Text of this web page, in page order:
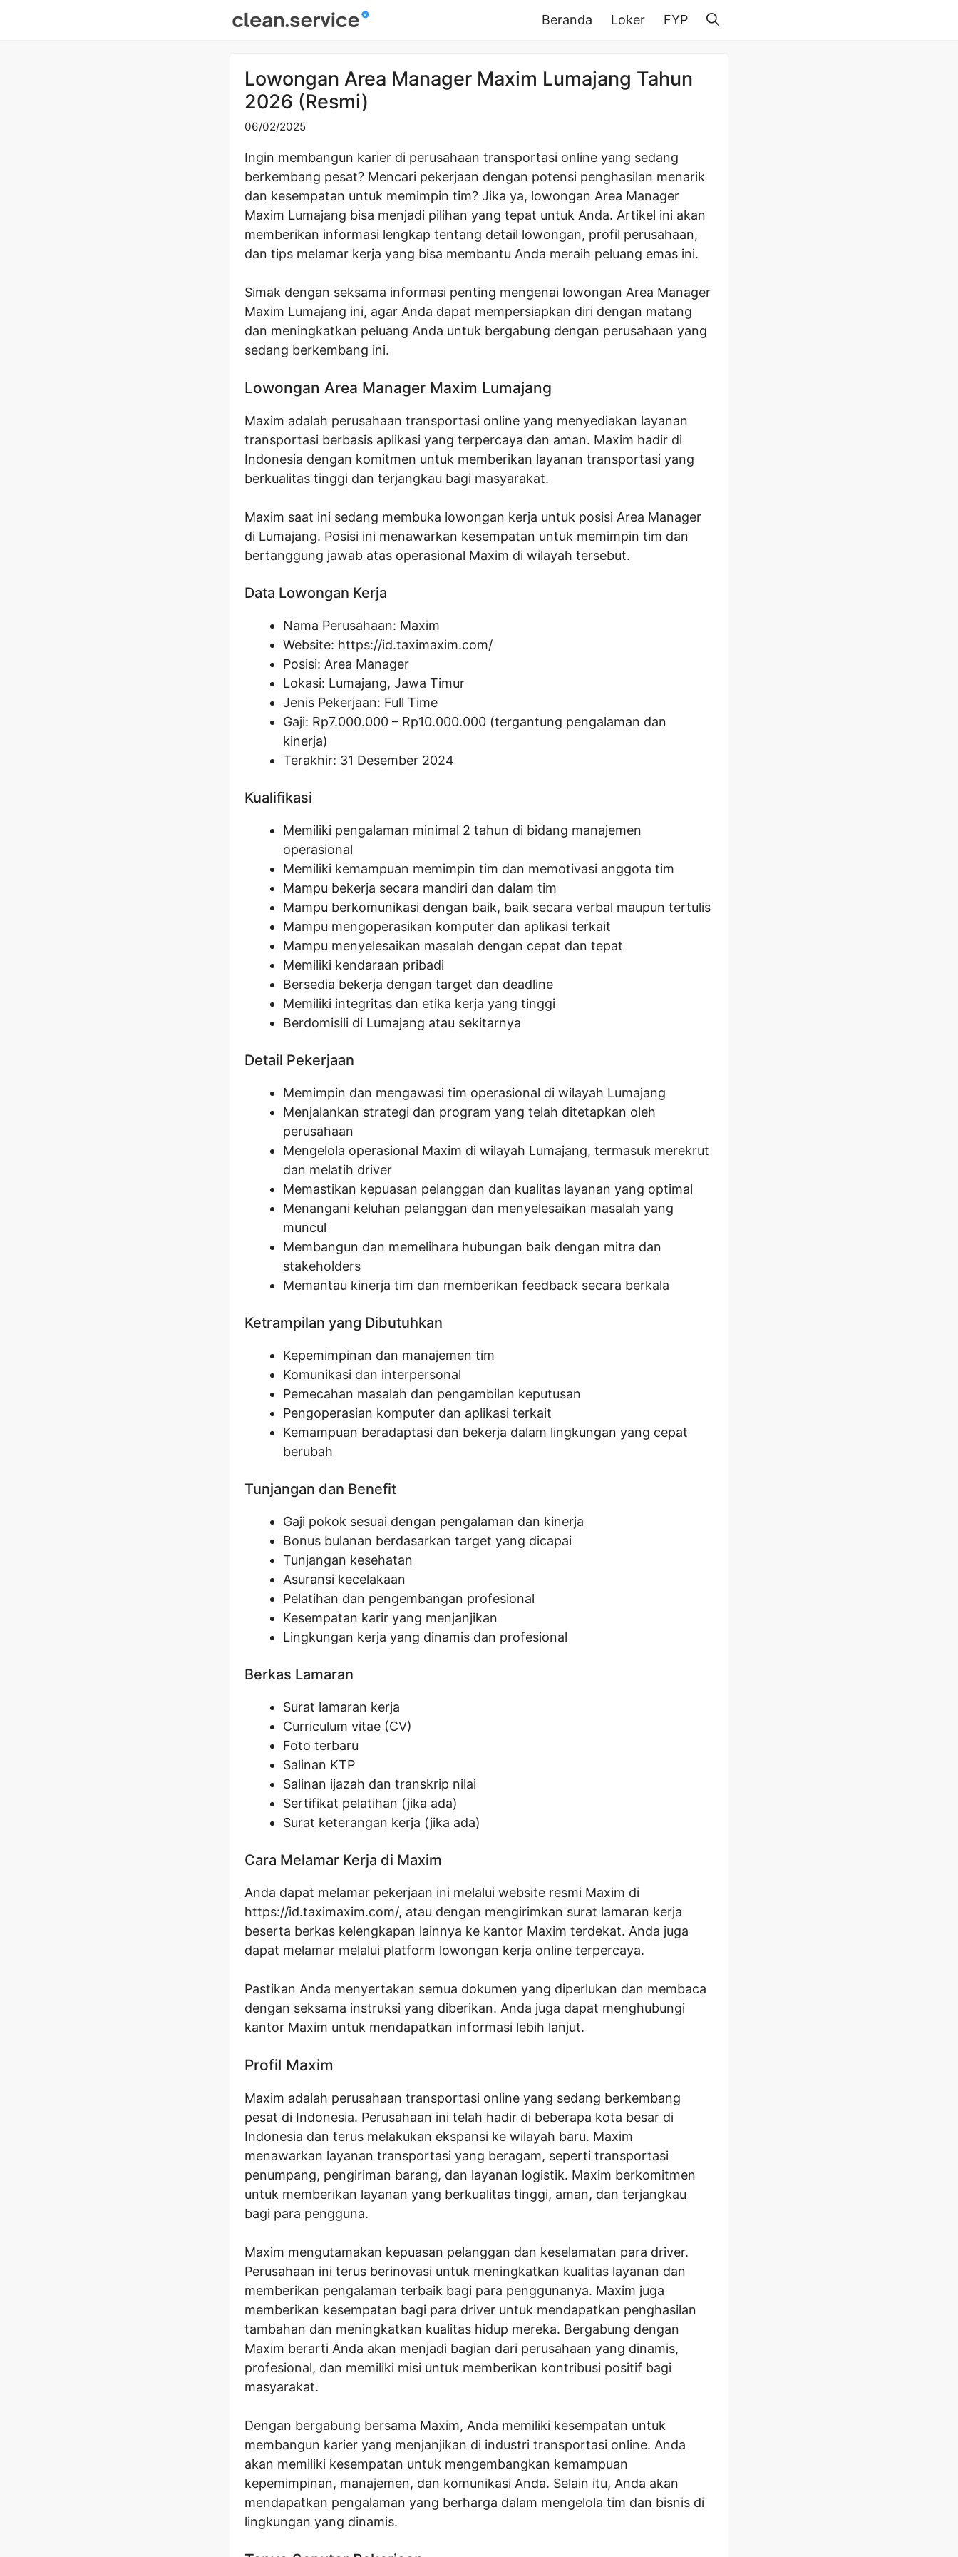
Beranda Loker FYP
Lowongan Area Manager Maxim Lumajang Tahun
2026 (Resmi)
06/02/2025
Ingin membangun karier di perusahaan transportasi online yang sedang
berkembang pesat? Mencari pekerjaan dengan potensi penghasilan menarik
dan kesempatan untuk memimpin tim? Jika ya, lowongan Area Manager
Maxim Lumajang bisa menjadi pilihan yang tepat untuk Anda. Artikel ini akan
memberikan informasi lengkap tentang detail lowongan, profil perusahaan,
dan tips melamar kerja yang bisa membantu Anda meraih peluang emas ini.
Simak dengan seksama informasi penting mengenai lowongan Area Manager
Maxim Lumajang ini, agar Anda dapat mempersiapkan diri dengan matang
dan meningkatkan peluang Anda untuk bergabung dengan perusahaan yang
sedang berkembang ini.
Lowongan Area Manager Maxim Lumajang
Maxim adalah perusahaan transportasi online yang menyediakan layanan
transportasi berbasis aplikasi yang terpercaya dan aman. Maxim hadir di
Indonesia dengan komitmen untuk memberikan layanan transportasi yang
berkualitas tinggi dan terjangkau bagi masyarakat.
Maxim saat ini sedang membuka lowongan kerja untuk posisi Area Manager
di Lumajang. Posisi ini menawarkan kesempatan untuk memimpin tim dan
bertanggung jawab atas operasional Maxim di wilayah tersebut.
Data Lowongan Kerja
Nama Perusahaan: Maxim
Website: https://id.taximaxim.com/
Posisi: Area Manager
Lokasi: Lumajang, Jawa Timur
Jenis Pekerjaan: Full Time
Gaji: Rp7.000.000 – Rp10.000.000 (tergantung pengalaman dan
kinerja)
Terakhir: 31 Desember 2024
Kualifikasi
Memiliki pengalaman minimal 2 tahun di bidang manajemen
operasional
Memiliki kemampuan memimpin tim dan memotivasi anggota tim
Mampu bekerja secara mandiri dan dalam tim
Mampu berkomunikasi dengan baik, baik secara verbal maupun tertulis
Mampu mengoperasikan komputer dan aplikasi terkait
Mampu menyelesaikan masalah dengan cepat dan tepat
Memiliki kendaraan pribadi
Bersedia bekerja dengan target dan deadline
Memiliki integritas dan etika kerja yang tinggi
Berdomisili di Lumajang atau sekitarnya
Detail Pekerjaan
Memimpin dan mengawasi tim operasional di wilayah Lumajang
Menjalankan strategi dan program yang telah ditetapkan oleh
perusahaan
Mengelola operasional Maxim di wilayah Lumajang, termasuk merekrut
dan melatih driver
Memastikan kepuasan pelanggan dan kualitas layanan yang optimal
Menangani keluhan pelanggan dan menyelesaikan masalah yang
muncul
Membangun dan memelihara hubungan baik dengan mitra dan
stakeholders
Memantau kinerja tim dan memberikan feedback secara berkala
Ketrampilan yang Dibutuhkan
Kepemimpinan dan manajemen tim
Komunikasi dan interpersonal
Pemecahan masalah dan pengambilan keputusan
Pengoperasian komputer dan aplikasi terkait
Kemampuan beradaptasi dan bekerja dalam lingkungan yang cepat
berubah
Tunjangan dan Benefit
Gaji pokok sesuai dengan pengalaman dan kinerja
Bonus bulanan berdasarkan target yang dicapai
Tunjangan kesehatan
Asuransi kecelakaan
Pelatihan dan pengembangan profesional
Kesempatan karir yang menjanjikan
Lingkungan kerja yang dinamis dan profesional
Berkas Lamaran
Surat lamaran kerja
Curriculum vitae (CV)
Foto terbaru
Salinan KTP
Salinan ijazah dan transkrip nilai
Sertifikat pelatihan (jika ada)
Surat keterangan kerja (jika ada)
Cara Melamar Kerja di Maxim
Anda dapat melamar pekerjaan ini melalui website resmi Maxim di
https://id.taximaxim.com/, atau dengan mengirimkan surat lamaran kerja
beserta berkas kelengkapan lainnya ke kantor Maxim terdekat. Anda juga
dapat melamar melalui platform lowongan kerja online terpercaya.
Pastikan Anda menyertakan semua dokumen yang diperlukan dan membaca
dengan seksama instruksi yang diberikan. Anda juga dapat menghubungi
kantor Maxim untuk mendapatkan informasi lebih lanjut.
Profil Maxim
Maxim adalah perusahaan transportasi online yang sedang berkembang
pesat di Indonesia. Perusahaan ini telah hadir di beberapa kota besar di
Indonesia dan terus melakukan ekspansi ke wilayah baru. Maxim
menawarkan layanan transportasi yang beragam, seperti transportasi
penumpang, pengiriman barang, dan layanan logistik. Maxim berkomitmen
untuk memberikan layanan yang berkualitas tinggi, aman, dan terjangkau
bagi para pengguna.
Maxim mengutamakan kepuasan pelanggan dan keselamatan para driver.
Perusahaan ini terus berinovasi untuk meningkatkan kualitas layanan dan
memberikan pengalaman terbaik bagi para penggunanya. Maxim juga
memberikan kesempatan bagi para driver untuk mendapatkan penghasilan
tambahan dan meningkatkan kualitas hidup mereka. Bergabung dengan
Maxim berarti Anda akan menjadi bagian dari perusahaan yang dinamis,
profesional, dan memiliki misi untuk memberikan kontribusi positif bagi
masyarakat.
Dengan bergabung bersama Maxim, Anda memiliki kesempatan untuk
membangun karier yang menjanjikan di industri transportasi online. Anda
akan memiliki kesempatan untuk mengembangkan kemampuan
kepemimpinan, manajemen, dan komunikasi Anda. Selain itu, Anda akan
mendapatkan pengalaman yang berharga dalam mengelola tim dan bisnis di
lingkungan yang dinamis.